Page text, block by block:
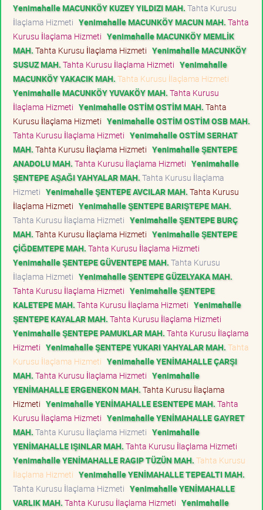
Yenimahalle MACUNKÖY KUZEY YILDIZI MAH. Tahta Kurusu
İlaçlama Hizmeti Yenimahalle MACUNKÖY MACUN MAH. Tahta
Kurusu İlaçlama Hizmeti Yenimahalle MACUNKÖY MEMLİK
MAH. Tahta Kurusu İlaçlama Hizmeti Yenimahalle MACUNKÖY
SUSUZ MAH. Tahta Kurusu İlaçlama Hizmeti Yenimahalle
MACUNKÖY YAKACIK MAH. Tahta Kurusu İlaçlama Hizmeti
Yenimahalle MACUNKÖY YUVAKÖY MAH. Tahta Kurusu
İlaçlama Hizmeti Yenimahalle OSTİM OSTİM MAH. Tahta
Kurusu İlaçlama Hizmeti Yenimahalle OSTİM OSTİM OSB MAH.
Tahta Kurusu İlaçlama Hizmeti Yenimahalle OSTİM SERHAT
MAH. Tahta Kurusu İlaçlama Hizmeti Yenimahalle ŞENTEPE
ANADOLU MAH. Tahta Kurusu İlaçlama Hizmeti Yenimahalle
ŞENTEPE AŞAĞI YAHYALAR MAH. Tahta Kurusu İlaçlama
Hizmeti Yenimahalle ŞENTEPE AVCILAR MAH. Tahta Kurusu
İlaçlama Hizmeti Yenimahalle ŞENTEPE BARIŞTEPE MAH.
Tahta Kurusu İlaçlama Hizmeti Yenimahalle ŞENTEPE BURÇ
MAH. Tahta Kurusu İlaçlama Hizmeti Yenimahalle ŞENTEPE
ÇİĞDEMTEPE MAH. Tahta Kurusu İlaçlama Hizmeti
Yenimahalle ŞENTEPE GÜVENTEPE MAH. Tahta Kurusu
İlaçlama Hizmeti Yenimahalle ŞENTEPE GÜZELYAKA MAH.
Tahta Kurusu İlaçlama Hizmeti Yenimahalle ŞENTEPE
KALETEPE MAH. Tahta Kurusu İlaçlama Hizmeti Yenimahalle
ŞENTEPE KAYALAR MAH. Tahta Kurusu İlaçlama Hizmeti
Yenimahalle ŞENTEPE PAMUKLAR MAH. Tahta Kurusu İlaçlama
Hizmeti Yenimahalle ŞENTEPE YUKARI YAHYALAR MAH. Tahta
Kurusu İlaçlama Hizmeti Yenimahalle YENİMAHALLE ÇARŞI
MAH. Tahta Kurusu İlaçlama Hizmeti Yenimahalle
YENİMAHALLE ERGENEKON MAH. Tahta Kurusu İlaçlama
Hizmeti Yenimahalle YENİMAHALLE ESENTEPE MAH. Tahta
Kurusu İlaçlama Hizmeti Yenimahalle YENİMAHALLE GAYRET
MAH. Tahta Kurusu İlaçlama Hizmeti Yenimahalle
YENİMAHALLE IŞINLAR MAH. Tahta Kurusu İlaçlama Hizmeti
Yenimahalle YENİMAHALLE RAGIP TÜZÜN MAH. Tahta Kurusu
İlaçlama Hizmeti Yenimahalle YENİMAHALLE TEPEALTI MAH.
Tahta Kurusu İlaçlama Hizmeti Yenimahalle YENİMAHALLE
VARLIK MAH. Tahta Kurusu İlaçlama Hizmeti Yenimahalle